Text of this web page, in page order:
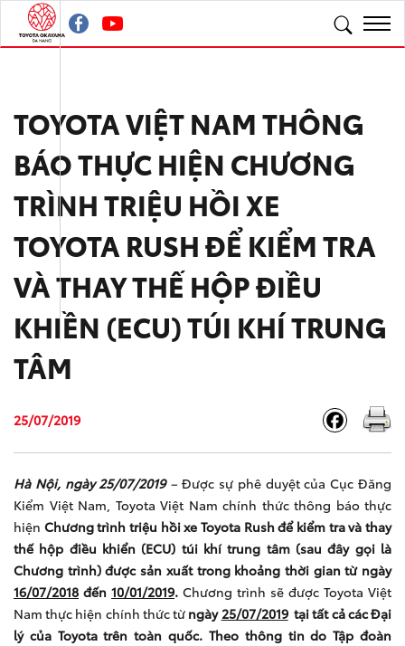
TOYOTA VIỆT NAM THÔNG
BÁO THỰC HIỆN CHƯƠNG
TRÌNH TRIỆU HỒI XE
TOYOTA RUSH ĐỂ KIỂM TRA
VÀ THAY THẾ HỘP ĐIỀU
KHIỀN (ECU) TÚI KHÍ TRUNG
TÂM
25/07/2019
Hà Nội, ngày25/07/2019 –Được sự phê duyệt của Cục Đăng
Kiểm Việt Nam, Toyota Việt Nam chính thức thông báo thực
hiện Chương trình triệu hồixe Toyota Rushđể kiểm tra và thay
thếhộp điều khiển (ECU) túi khí trung tâm (sau đây gọi là
Chương trình)được sản xuất trong khoảng thời gian từ ngày
16/07/2018 đến 10/01/2019. Chương trình sẽ được Toyota Việt
Nam thực hiện chính thức từ ngày25/07/2019 tại tất cả các Đại
lý của Toyota trên toàn quốc. Theo thông tin do Tập đoàn